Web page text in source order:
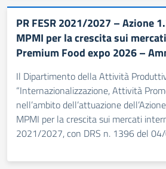
PR FESR 2021/2027 – Azione
MPMI per la crescita sui
Premium Food expo 2026 –
Il Dipartimento della Attività
“Internazionalizzazione, Attività
nell’ambito dell’attuazione
MPMI per la crescita sui mercati
2021/2027, con DRS n. 1396 del